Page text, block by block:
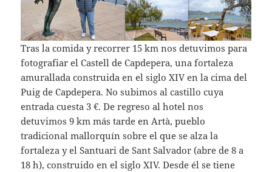
Tras la comida y recorrer 15 km nos detuvimos para
fotografiar el Castell de Capdepera, una fortaleza
amurallada construida en el siglo XIV en la cima del
Puig de Capdepera. No subimos al castillo cuya
entrada cuesta 3 €. De regreso al hotel nos
detuvimos 9 km más tarde en Artà, pueblo
tradicional mallorquín sobre el que se alza la
fortaleza y el Santuari de Sant Salvador (abre de 8 a
18 h), construido en el siglo XIV. Desde él se tiene